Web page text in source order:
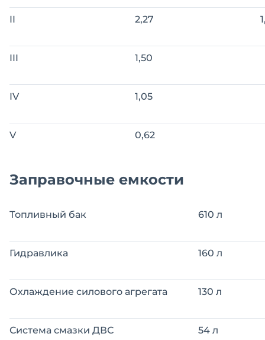
II 2,27
III 1,50
IV 1,05
V 0,62
Заправочные емкости
Топливный бак 610 л
Гидравлика 160 л
Охлаждение силового агрегата 130 л
Система смазки ДВС 54 л